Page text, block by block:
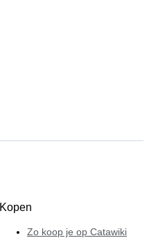
Kopen
Zo koop je op Catawiki